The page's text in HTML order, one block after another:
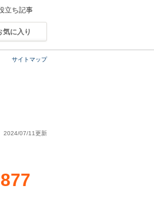
立ち記事
気に入り
サイトマップ
2024/07/11更新